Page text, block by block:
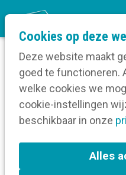
Cookies op deze
Deze website maakt
goed te functioneren.
welke cookies we
cookie-instellingen
beschikbaar in onze
Alles
Home
Verruim je
Communicatiebeleid
communicatiedienst?